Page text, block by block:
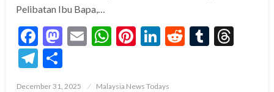
Pelibatan Ibu Bapa,…
Facebook
Mastodon
EmailWhatsApp
Pinterest
LinkedIn
RedditTumblr
Telegram
Posted
December 31, 2025 Malaysia News Todays